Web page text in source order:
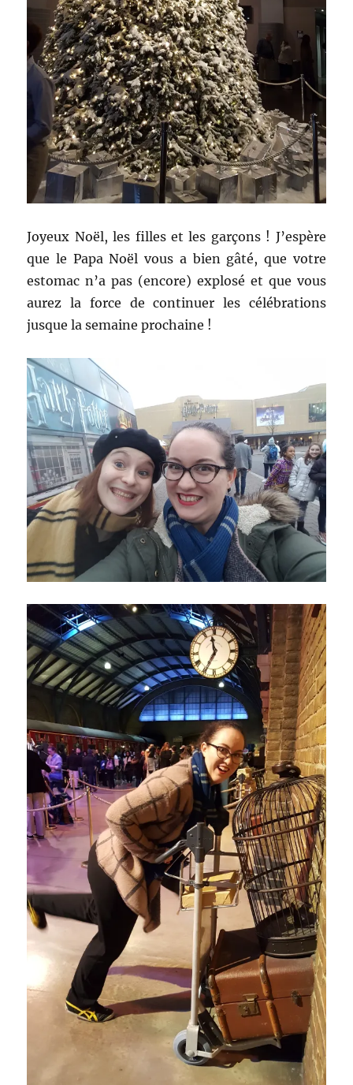
Joyeux Noël, les filles et les garçons ! J’espère
que le Papa Noël vous a bien gâté, que votre
estomac n’a pas (encore) explosé et que vous
aurez la force de continuer les célébrations
jusque la semaine prochaine !